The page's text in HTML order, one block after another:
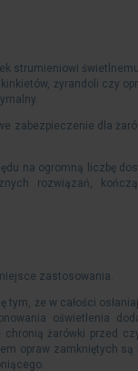
strumieniowi
żyrandoli czy
zabezpieczenie dla
na ogromną liczbę
rozwiązań,
zastosowania.
że w całości
oświetlenia
chronią żarówki przed
opraw zamkniętych